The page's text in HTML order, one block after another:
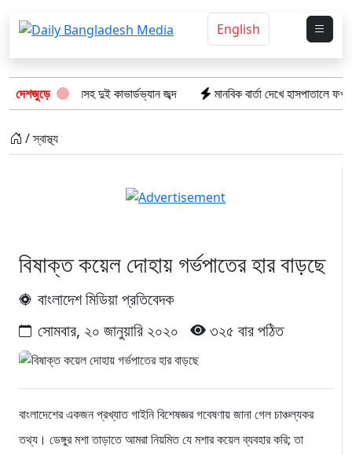
English
দেশজুড়েপণ্যসহ দুই কাভার্ডভ্যান জব্দ মানবিক বার্তা দেখে হাসপাতালে ফখরুল
/ স্বাস্থ্য
বিষাক্ত কয়েল দোহায় গর্ভপাতের হার বাড়ছে
বাংলাদেশ মিডিয়া প্রতিবেদক
সোমবার, ২০ জানুয়ারি ২০২০
৩২৫ বার পঠিত
বাংলাদেশের একজন প্রখ্যাত গাইনি বিশেষজ্ঞর গবেষণায় জানা গেল চাঞ্চল্যকর
তথ্য। ডেঙ্গুর মশা তাড়াতে আমরা নিয়মিত যে মশার কয়েল ব্যবহার করি; তা